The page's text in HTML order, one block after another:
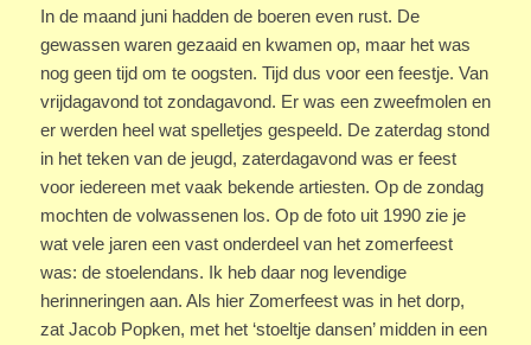
In de maand juni hadden de boeren even rust. De
gewassen waren gezaaid en kwamen op, maar het was
nog geen tijd om te oogsten. Tijd dus voor een feestje. Van
vrijdagavond tot zondagavond. Er was een zweefmolen en
er werden heel wat spelletjes gespeeld. De zaterdag stond
in het teken van de jeugd, zaterdagavond was er feest
voor iedereen met vaak bekende artiesten. Op de zondag
mochten de volwassenen los. Op de foto uit 1990 zie je
wat vele jaren een vast onderdeel van het zomerfeest
was: de stoelendans. Ik heb daar nog levendige
herinneringen aan. Als hier Zomerfeest was in het dorp,
zat Jacob Popken, met het ‘stoeltje dansen’ midden in een